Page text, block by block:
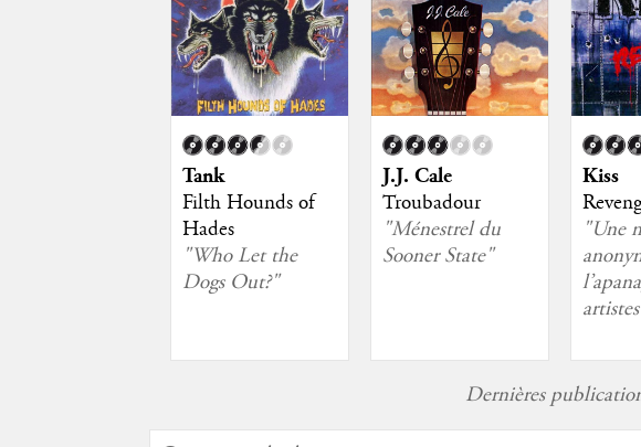
Tank
Filth Hounds of
Hades
"Who Let the
Dogs Out?"
J.J. Cale
Troubadour
"Ménestrel du
Sooner State"
Kiss
"Une
Dernières